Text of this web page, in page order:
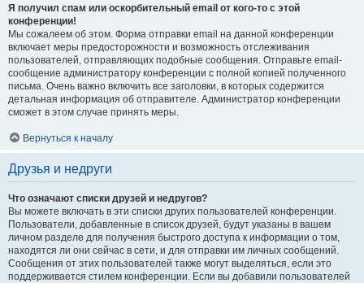
Я получил спам или оскорбительный email от кого-то с этой
конференции!
Мы сожалеем об этом. Форма отправки email на данной конференции
включает меры предосторожности и возможность отслеживания
пользователей, отправляющих подобные сообщения. Отправьте email-
сообщение администратору конференции с полной копией полученного
письма. Очень важно включить все заголовки, в которых содержится
детальная информация об отправителе. Администратор конференции
сможет в этом случае принять меры.
Вернуться к началу
Друзья и недруги
Что означают списки друзей и недругов?
Вы можете включать в эти списки других пользователей конференции.
Пользователи, добавленные в список друзей, будут указаны в вашем
личном разделе для получения быстрого доступа к информации о том,
находятся ли они сейчас в сети, и для отправки им личных сообщений.
Сообщения от этих пользователей также могут выделяться, если это
поддерживается стилем конференции. Если вы добавили пользователей